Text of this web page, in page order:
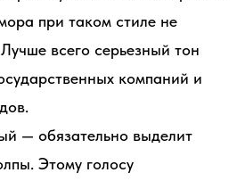
при таком стиле не
всего серьезный тон
компаний и
— обязательно выделит
Этому голосу